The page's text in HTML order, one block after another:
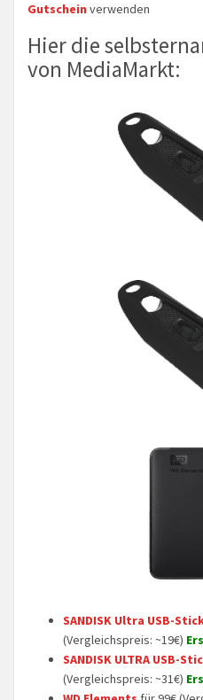
Gutschein verwenden
Hier die
von MediaMarkt:
SANDISK Ultra USB-
(Vergleichspreis: ~19€)
SANDISK ULTRA USB-
(Vergleichspreis: ~31€)